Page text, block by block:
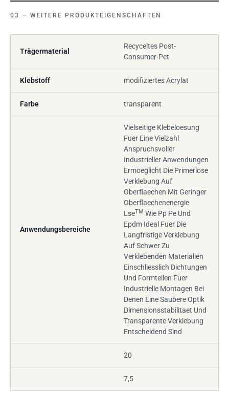
WEITERE PRODUKTEIGENSCHAFTEN
Trägermaterial
Recyceltes Post-
Consumer-Pet
Klebstoff modifiziertes Acrylat
Farbe transparent
Anwendungsbereiche
Vielseitige Klebeloesung
Fuer Eine Vielzahl
Anspruchsvoller
Industrieller Anwendungen
Ermoeglicht Die Primerlose
Verklebung Auf
Oberflaechen Mit Geringer
Oberflaechenenergie
LseTM Wie Pp Pe Und
Epdm Ideal Fuer Die
Langfristige Verklebung
Auf Schwer Zu
Verklebenden Materialien
Einschliesslich Dichtungen
Und Formteilen Fuer
Industrielle Montagen Bei
Denen Eine Saubere Optik
Dimensionsstabilitaet Und
Transparente Verklebung
Entscheidend Sind
20
7,5